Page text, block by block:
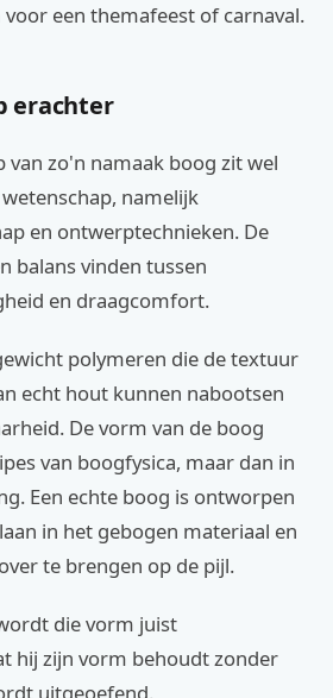
een themafeest of carnaval.
erachter
zo'n namaak boog zit wel
namelijk
en ontwerptechnieken. De
balans vinden tussen
en draagcomfort.
polymeren die de textuur
echt hout kunnen nabootsen
De vorm van de boog
van boogfysica, maar dan in
Een echte boog is ontworpen
in het gebogen materiaal en
te brengen op de pijl.
die vorm juist
hij zijn vorm behoudt zonder